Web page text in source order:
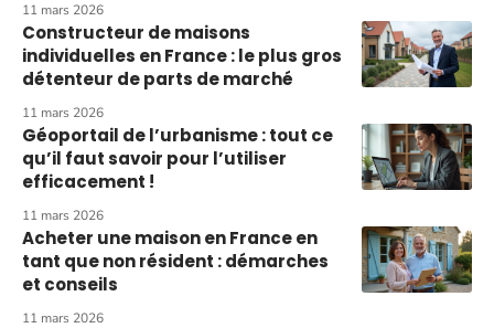
11 mars 2026
Constructeur de maisons
individuelles en France : le plus gros
détenteur de parts de marché
11 mars 2026
Géoportail de l’urbanisme : tout ce
qu’il faut savoir pour l’utiliser
efficacement !
11 mars 2026
Acheter une maison en France en
tant que non résident : démarches
et conseils
11 mars 2026